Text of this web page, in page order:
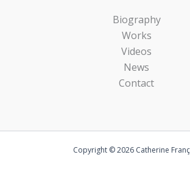
Biography
Works
Videos
News
Contact
Copyright © 2026 Catherine